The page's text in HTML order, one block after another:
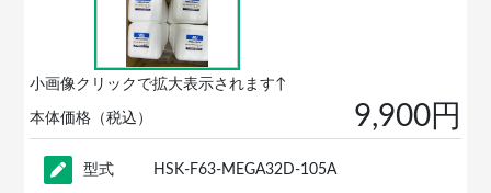
小画像クリックで拡大表示されます↑
本体価格（税込） 9,900円
型式 HSK-F63-MEGA32D-105A